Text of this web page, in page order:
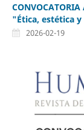
"Ética, estética
2026-02-19